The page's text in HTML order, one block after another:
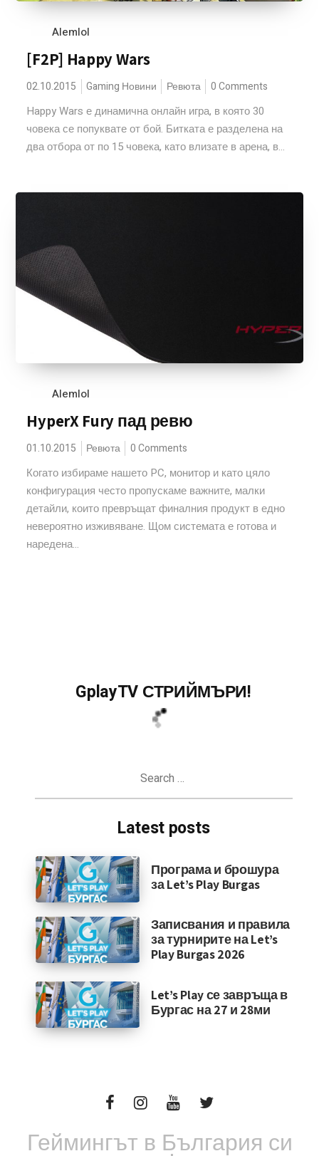
Alemlol
[F2P] Happy Wars
02.10.2015 Gaming Новини Ревюта 0 Comments
Happy Wars е динамична онлайн игра, в която 30
човека се попуквате от бой. Битката е разделена на
два отбора от по 15 човека, като влизате в арена, в...
Alemlol
HyperX Fury пад ревю
01.10.2015 Ревюта 0 Comments
Когато избираме нашето PC, монитор и като цяло
конфигурация често пропускаме важните, малки
детайли, които превръщат финалния продукт в едно
невероятно изживяване. Щом системата е готова и
наредена...
GplayTV СТРИЙМЪРИ!
Latest posts
Програма и брошура
за Let’s Play Burgas
Записвания и правила
за турнирите на Let’s
Play Burgas 2026
Let’s Play се завръща в
Бургас на 27 и 28ми
Геймингът в България си